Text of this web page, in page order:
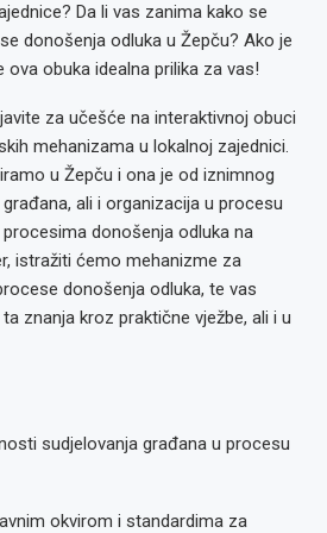
Da li vas zanima kako se
donošenja odluka u Žepču? Ako je
obuka idealna prilika za vas!
za učešće na interaktivnoj obuci
mehanizama u lokalnoj zajednici.
u Žepču i ona je od iznimnog
ali i organizacija u procesu
donošenja odluka na
istražiti ćemo mehanizme za
donošenja odluka, te vas
znanja kroz praktične vježbe, ali i u
sudjelovanja građana u procesu
okvirom i standardima za